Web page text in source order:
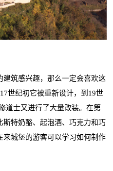
筑感兴趣，那么一定会喜欢这
世纪初它被重新设计，到19世
道士又进行了大量改装。在第
斯特奶酪、起泡酒、巧克力和巧
来城堡的游客可以学习如何制作